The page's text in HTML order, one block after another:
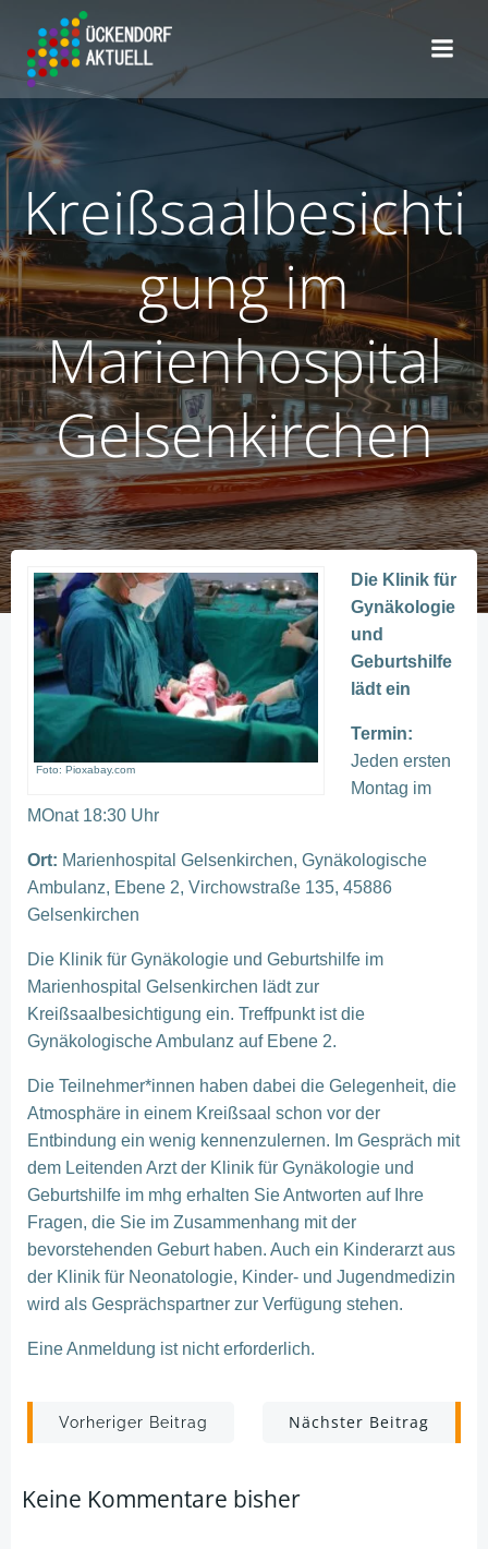
Kreißsaalbesichti
gung im
Marienhospital
Gelsenkirchen
Foto: Pioxabay.com
Die Klinik für
Gynäkologie
und
Geburtshilfe
lädt ein
Termin:
Jeden ersten
Montag im
MOnat 18:30 Uhr
Ort: Marienhospital Gelsenkirchen, Gynäkologische
Ambulanz, Ebene 2, Virchowstraße 135, 45886
Gelsenkirchen
Die Klinik für Gynäkologie und Geburtshilfe im
Marienhospital Gelsenkirchen lädt zur
Kreißsaalbesichtigung ein. Treffpunkt ist die
Gynäkologische Ambulanz auf Ebene 2.
Die Teilnehmer*innen haben dabei die Gelegenheit, die
Atmosphäre in einem Kreißsaal schon vor der
Entbindung ein wenig kennenzulernen. Im Gespräch mit
dem Leitenden Arzt der Klinik für Gynäkologie und
Geburtshilfe im mhg erhalten Sie Antworten auf Ihre
Fragen, die Sie im Zusammenhang mit der
bevorstehenden Geburt haben. Auch ein Kinderarzt aus
der Klinik für Neonatologie, Kinder- und Jugendmedizin
wird als Gesprächspartner zur Verfügung stehen.
Eine Anmeldung ist nicht erforderlich.
Post
navigation
Vorheriger Beitrag
Post
navigation
Nächster Beitrag
Keine Kommentare bisher